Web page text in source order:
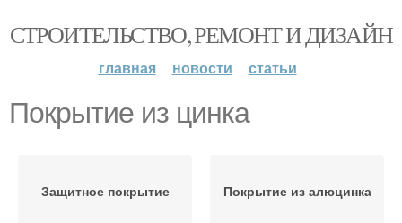
СТРОИТЕЛЬСТВО, РЕМОНТ И ДИЗАЙН
главная новости статьи
Покрытие из цинка
Защитное покрытие Покрытие из алюцинка